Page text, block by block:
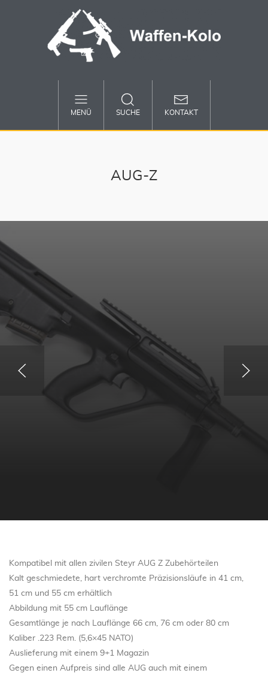
MENÜ SUCHE KONTAKT
AUG-Z
Kompatibel mit allen zivilen Steyr AUG Z Zubehörteilen
Kalt geschmiedete, hart verchromte Präzisionsläufe in 41 cm,
51 cm und 55 cm erhältlich
Abbildung mit 55 cm Lauflänge
Gesamtlänge je nach Lauflänge 66 cm, 76 cm oder 80 cm
Kaliber .223 Rem. (5,6×45 NATO)
Auslieferung mit einem 9+1 Magazin
Gegen einen Aufpreis sind alle AUG auch mit einem